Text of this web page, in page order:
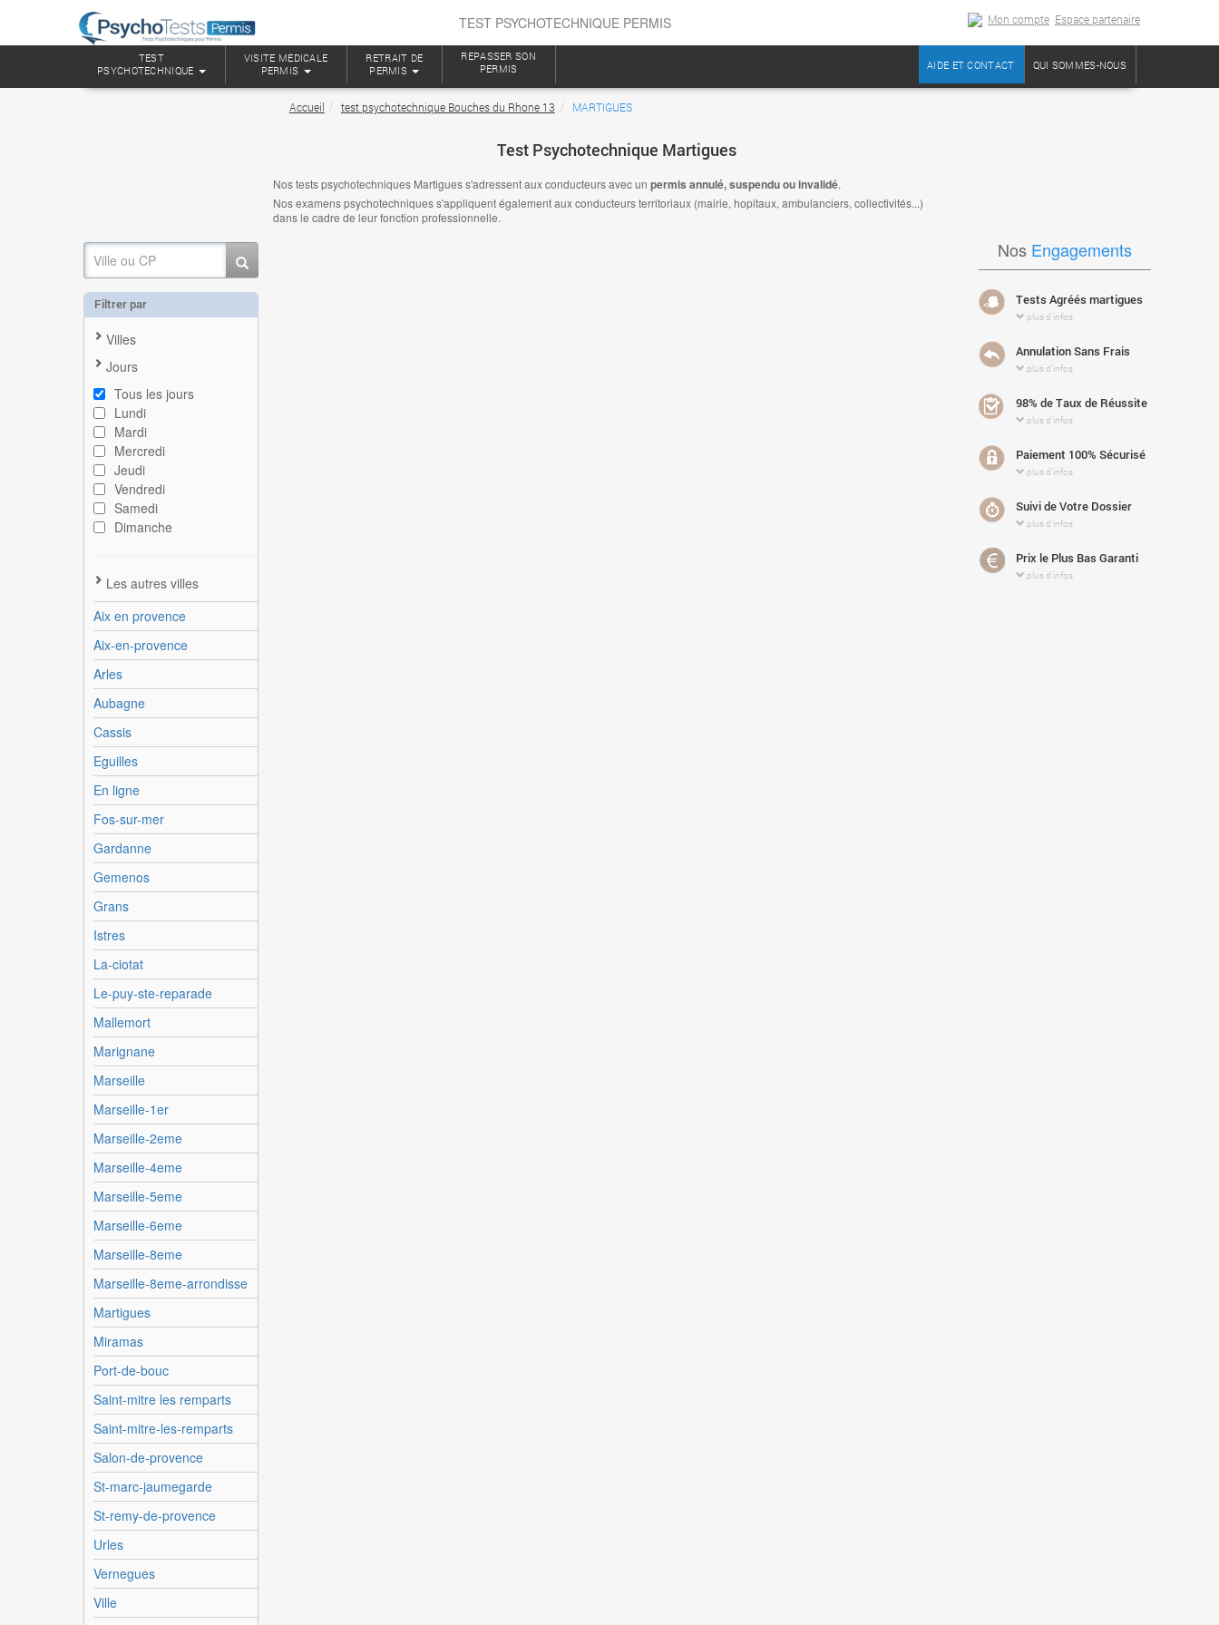
TEST PSYCHOTECHNIQUE PERMIS Mon compte Espace partenaire
TEST
PSYCHOTECHNIQUE
VISITE MEDICALE
PERMIS
RETRAIT DE
PERMIS
REPASSER SON
PERMIS
QUI SOMMES-NOUS
AIDE ET CONTACT
Accueil test psychotechnique Bouches du Rhone 13 MARTIGUES
Filtrer par
Villes
Jours
Tous les jours
Lundi
Mardi
Mercredi
Jeudi
Vendredi
Samedi
Dimanche
Les autres villes
Aix en provence
Aix-en-provence
Arles
Aubagne
Cassis
Eguilles
En ligne
Fos-sur-mer
Gardanne
Gemenos
Grans
Istres
La-ciotat
Le-puy-ste-reparade
Mallemort
Marignane
Marseille
Marseille-1er
Marseille-2eme
Marseille-4eme
Marseille-5eme
Marseille-6eme
Marseille-8eme
Marseille-8eme-arrondisse
Martigues
Miramas
Port-de-bouc
Saint-mitre les remparts
Saint-mitre-les-remparts
Salon-de-provence
St-marc-jaumegarde
St-remy-de-provence
Urles
Vernegues
Ville
Test Psychotechnique Martigues
Nos tests psychotechniques Martigues s'adressent aux conducteurs avec un permis annulé, suspendu ou invalidé.
Nos examens psychotechniques s'appliquent également aux conducteurs territoriaux (mairie, hopitaux, ambulanciers, collectivités...)
dans le cadre de leur fonction professionnelle.
Nos Engagements
Tests Agréés martigues
plus d'infos
Annulation Sans Frais
plus d'infos
98% de Taux de Réussite
plus d'infos
Paiement 100% Sécurisé
plus d'infos
Suivi de Votre Dossier
plus d'infos
Prix le Plus Bas Garanti
plus d'infos